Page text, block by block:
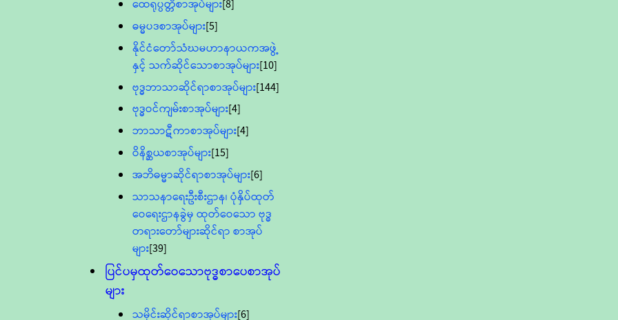
ထေရုပ္ပတ္တိစာအုပ်များ[8]
ဓမ္မပဒစာအုပ်များ[5]
နိုင်ငံတော်သံဃမဟာနာယကအဖွဲ့
နှင့် သက်ဆိုင်သောစာအုပ်များ[10]
ဗုဒ္ဓဘာသာဆိုင်ရာစာအုပ်များ[144]
ဗုဒ္ဓဝင်ကျမ်းစာအုပ်များ[4]
ဘာသာဋီကာစာအုပ်များ[4]
ဝိနိစ္ဆယစာအုပ်များ[15]
အဘိဓမ္မာဆိုင်ရာစာအုပ်များ[6]
သာသနာရေးဦးစီးဌာန၊ ပုံနှိပ်ထုတ်
ဝေရေးဌာနခွဲမှ ထုတ်ဝေသော ဗုဒ္ဓ
တရားတော်များဆိုင်ရာ စာအုပ်
များ[39]
ပြင်ပမှထုတ်ဝေသောဗုဒ္ဓစာပေစာအုပ်
များ
သမိုင်းဆိုင်ရာစာအုပ်များ[6]